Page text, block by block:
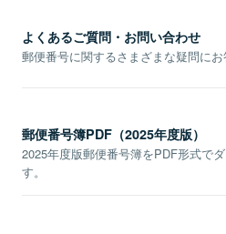
よくあるご質問・お問い合わせ
郵便番号に関するさまざまな疑問にお
郵便番号簿PDF（2025年度版）
2025年度版郵便番号簿をPDF形式で
す。